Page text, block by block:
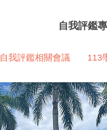
自我評鑑
自我評鑑相關會議 113